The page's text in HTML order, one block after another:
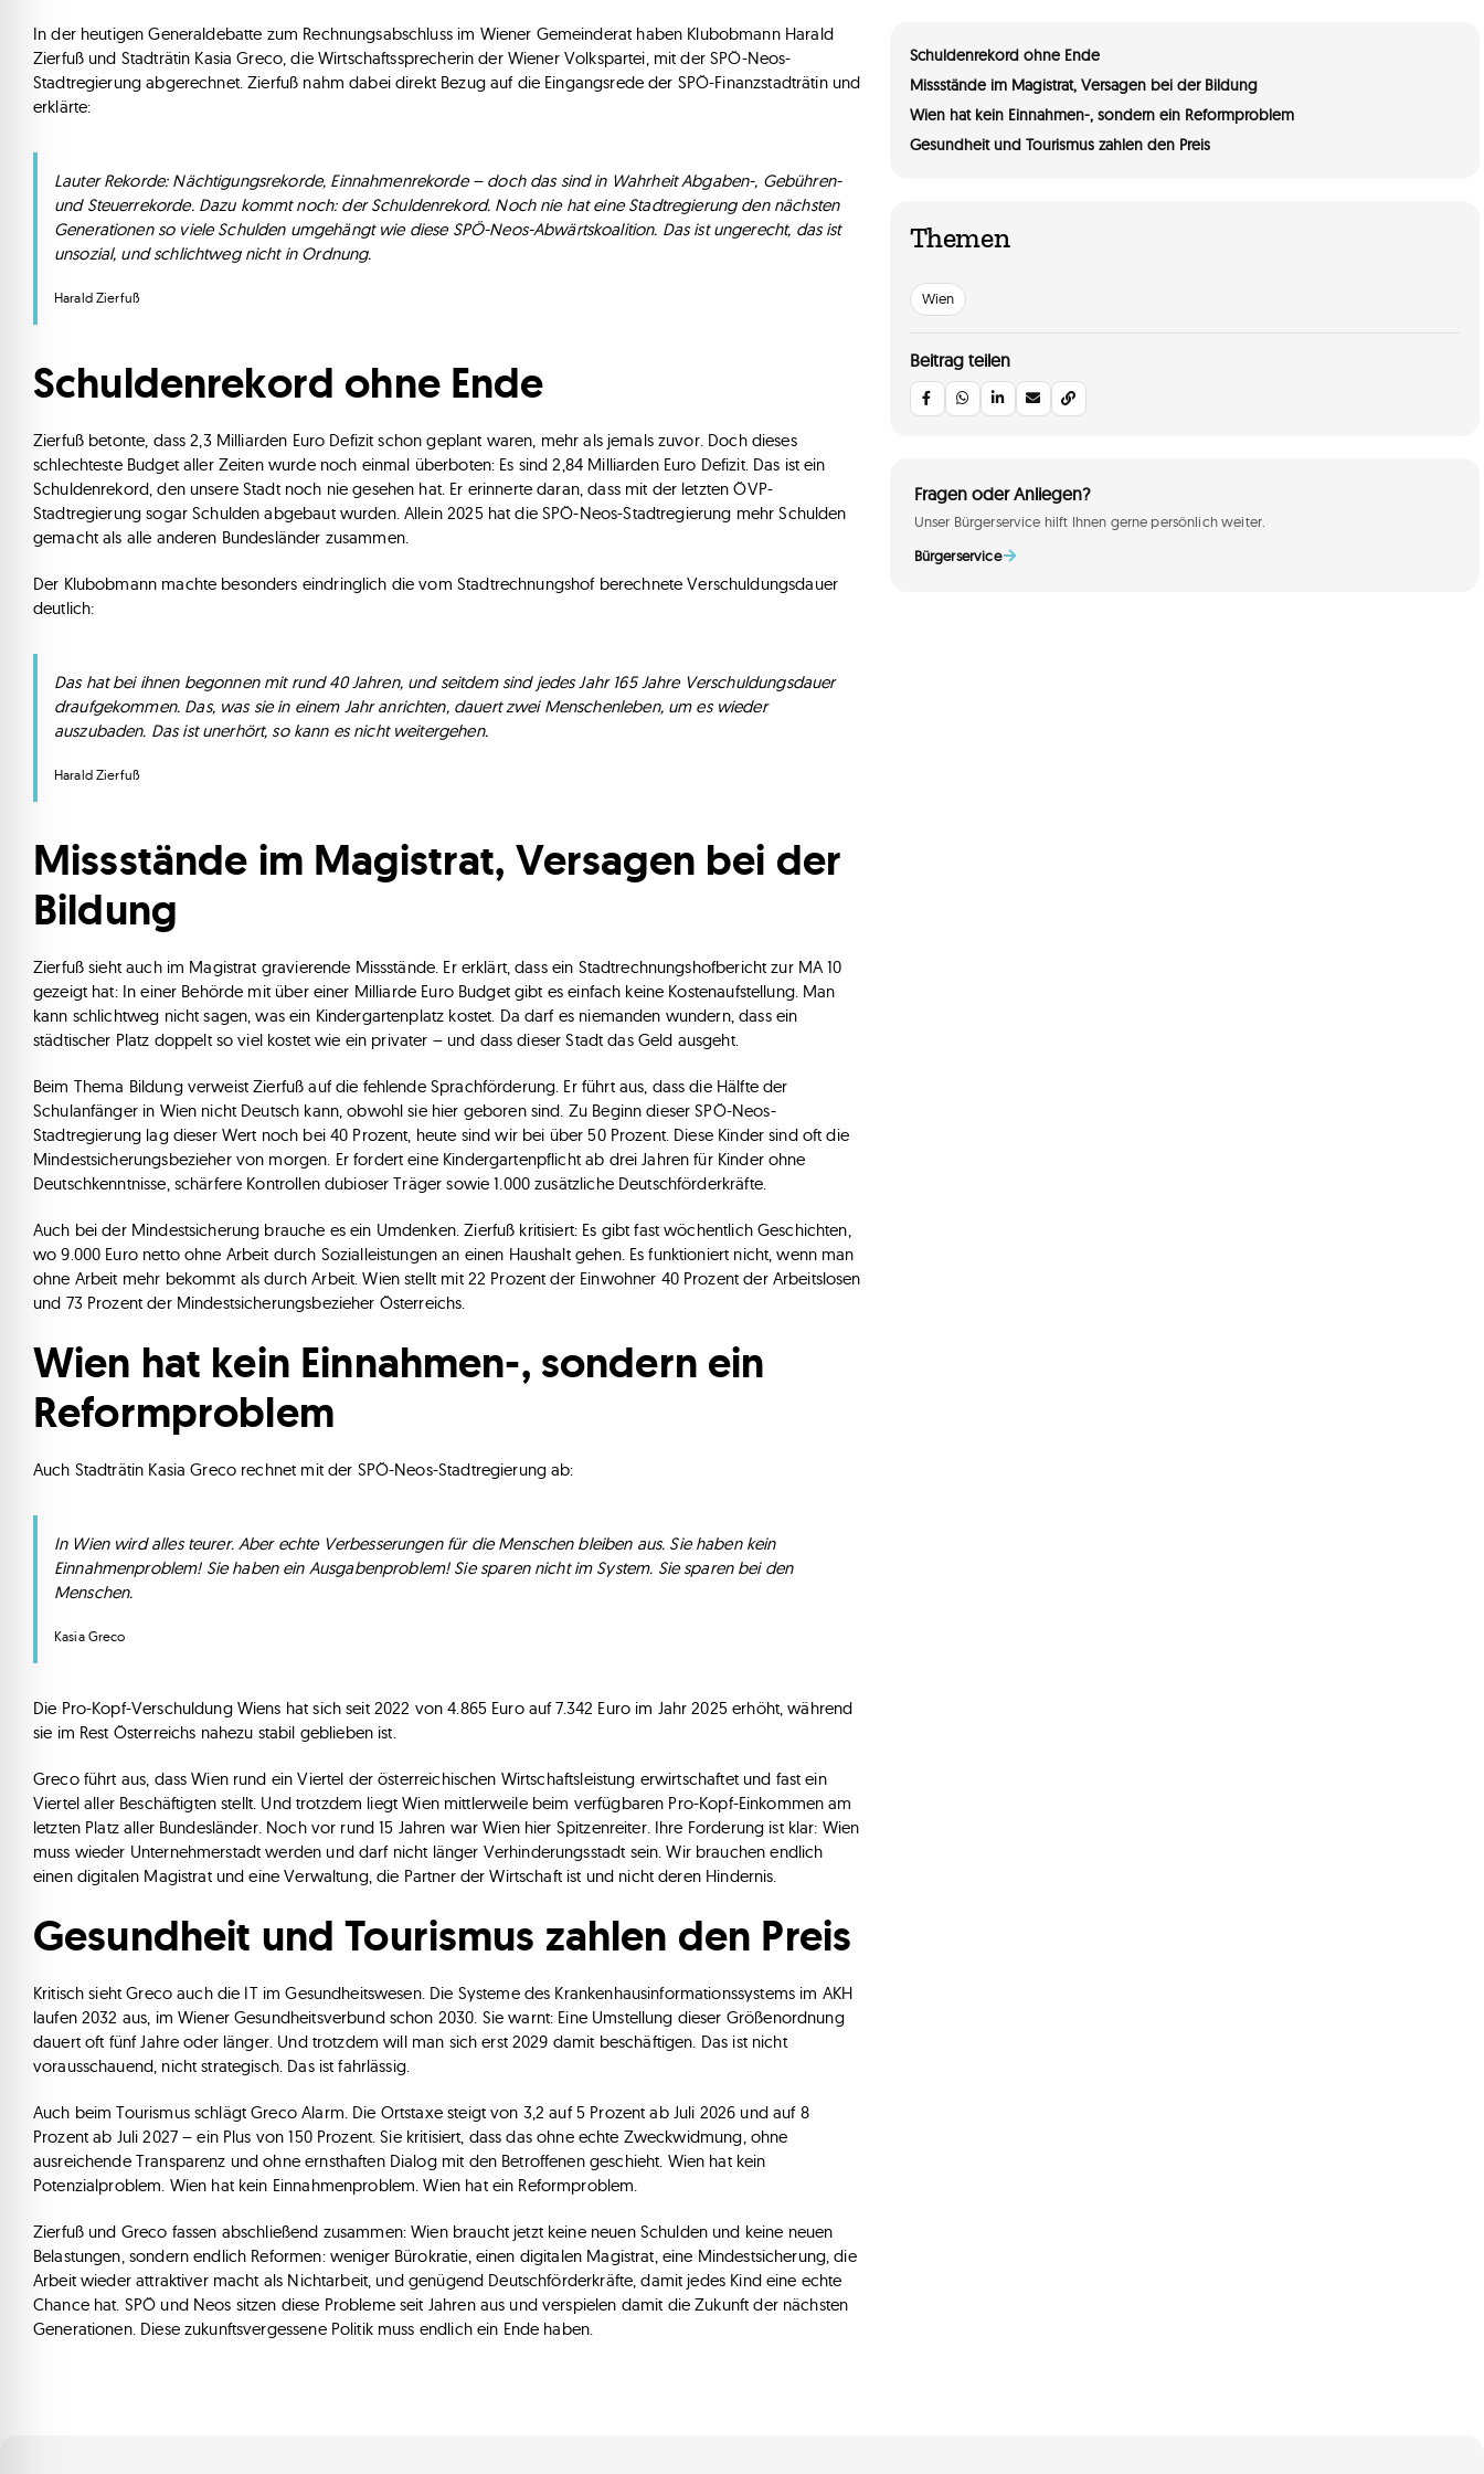
In der heutigen Generaldebatte zum Rechnungsabschluss im Wiener Gemeinderat haben Klubobmann Harald
Zierfuß und Stadträtin Kasia Greco, die Wirtschaftssprecherin der Wiener Volkspartei, mit der SPÖ-Neos-
Stadtregierung abgerechnet. Zierfuß nahm dabei direkt Bezug auf die Eingangsrede der SPÖ-Finanzstadträtin und
erklärte:
Lauter Rekorde: Nächtigungsrekorde, Einnahmenrekorde – doch das sind in Wahrheit Abgaben-, Gebühren-
und Steuerrekorde. Dazu kommt noch: der Schuldenrekord. Noch nie hat eine Stadtregierung den nächsten
Generationen so viele Schulden umgehängt wie diese SPÖ-Neos-Abwärtskoalition. Das ist ungerecht, das ist
unsozial, und schlichtweg nicht in Ordnung.
Harald Zierfuß
Schuldenrekord ohne Ende
Zierfuß betonte, dass 2,3 Milliarden Euro Defizit schon geplant waren, mehr als jemals zuvor. Doch dieses
schlechteste Budget aller Zeiten wurde noch einmal überboten: Es sind 2,84 Milliarden Euro Defizit. Das ist ein
Schuldenrekord, den unsere Stadt noch nie gesehen hat. Er erinnerte daran, dass mit der letzten ÖVP-
Stadtregierung sogar Schulden abgebaut wurden. Allein 2025 hat die SPÖ-Neos-Stadtregierung mehr Schulden
gemacht als alle anderen Bundesländer zusammen.
Der Klubobmann machte besonders eindringlich die vom Stadtrechnungshof berechnete Verschuldungsdauer
deutlich:
Das hat bei ihnen begonnen mit rund 40 Jahren, und seitdem sind jedes Jahr 165 Jahre Verschuldungsdauer
draufgekommen. Das, was sie in einem Jahr anrichten, dauert zwei Menschenleben, um es wieder
auszubaden. Das ist unerhört, so kann es nicht weitergehen.
Harald Zierfuß
Missstände im Magistrat, Versagen bei der
Bildung
Zierfuß sieht auch im Magistrat gravierende Missstände. Er erklärt, dass ein Stadtrechnungshofbericht zur MA 10
gezeigt hat: In einer Behörde mit über einer Milliarde Euro Budget gibt es einfach keine Kostenaufstellung. Man
kann schlichtweg nicht sagen, was ein Kindergartenplatz kostet. Da darf es niemanden wundern, dass ein
städtischer Platz doppelt so viel kostet wie ein privater – und dass dieser Stadt das Geld ausgeht.
Beim Thema Bildung verweist Zierfuß auf die fehlende Sprachförderung. Er führt aus, dass die Hälfte der
Schulanfänger in Wien nicht Deutsch kann, obwohl sie hier geboren sind. Zu Beginn dieser SPÖ-Neos-
Stadtregierung lag dieser Wert noch bei 40 Prozent, heute sind wir bei über 50 Prozent. Diese Kinder sind oft die
Mindestsicherungsbezieher von morgen. Er fordert eine Kindergartenpflicht ab drei Jahren für Kinder ohne
Deutschkenntnisse, schärfere Kontrollen dubioser Träger sowie 1.000 zusätzliche Deutschförderkräfte.
Auch bei der Mindestsicherung brauche es ein Umdenken. Zierfuß kritisiert: Es gibt fast wöchentlich Geschichten,
wo 9.000 Euro netto ohne Arbeit durch Sozialleistungen an einen Haushalt gehen. Es funktioniert nicht, wenn man
ohne Arbeit mehr bekommt als durch Arbeit. Wien stellt mit 22 Prozent der Einwohner 40 Prozent der Arbeitslosen
und 73 Prozent der Mindestsicherungsbezieher Österreichs.
Wien hat kein Einnahmen-, sondern ein
Reformproblem
Auch Stadträtin Kasia Greco rechnet mit der SPÖ-Neos-Stadtregierung ab:
In Wien wird alles teurer. Aber echte Verbesserungen für die Menschen bleiben aus. Sie haben kein
Einnahmenproblem! Sie haben ein Ausgabenproblem! Sie sparen nicht im System. Sie sparen bei den
Menschen.
Kasia Greco
Die Pro-Kopf-Verschuldung Wiens hat sich seit 2022 von 4.865 Euro auf 7.342 Euro im Jahr 2025 erhöht, während
sie im Rest Österreichs nahezu stabil geblieben ist.
Greco führt aus, dass Wien rund ein Viertel der österreichischen Wirtschaftsleistung erwirtschaftet und fast ein
Viertel aller Beschäftigten stellt. Und trotzdem liegt Wien mittlerweile beim verfügbaren Pro-Kopf-Einkommen am
letzten Platz aller Bundesländer. Noch vor rund 15 Jahren war Wien hier Spitzenreiter. Ihre Forderung ist klar: Wien
muss wieder Unternehmerstadt werden und darf nicht länger Verhinderungsstadt sein. Wir brauchen endlich
einen digitalen Magistrat und eine Verwaltung, die Partner der Wirtschaft ist und nicht deren Hindernis.
Gesundheit und Tourismus zahlen den Preis
Kritisch sieht Greco auch die IT im Gesundheitswesen. Die Systeme des Krankenhausinformationssystems im AKH
laufen 2032 aus, im Wiener Gesundheitsverbund schon 2030. Sie warnt: Eine Umstellung dieser Größenordnung
dauert oft fünf Jahre oder länger. Und trotzdem will man sich erst 2029 damit beschäftigen. Das ist nicht
vorausschauend, nicht strategisch. Das ist fahrlässig.
Auch beim Tourismus schlägt Greco Alarm. Die Ortstaxe steigt von 3,2 auf 5 Prozent ab Juli 2026 und auf 8
Prozent ab Juli 2027 – ein Plus von 150 Prozent. Sie kritisiert, dass das ohne echte Zweckwidmung, ohne
ausreichende Transparenz und ohne ernsthaften Dialog mit den Betroffenen geschieht. Wien hat kein
Potenzialproblem. Wien hat kein Einnahmenproblem. Wien hat ein Reformproblem.
Zierfuß und Greco fassen abschließend zusammen: Wien braucht jetzt keine neuen Schulden und keine neuen
Belastungen, sondern endlich Reformen: weniger Bürokratie, einen digitalen Magistrat, eine Mindestsicherung, die
Arbeit wieder attraktiver macht als Nichtarbeit, und genügend Deutschförderkräfte, damit jedes Kind eine echte
Chance hat. SPÖ und Neos sitzen diese Probleme seit Jahren aus und verspielen damit die Zukunft der nächsten
Generationen. Diese zukunftsvergessene Politik muss endlich ein Ende haben.
Schuldenrekord ohne Ende
Missstände im Magistrat, Versagen bei der Bildung
Wien hat kein Einnahmen-, sondern ein Reformproblem
Gesundheit und Tourismus zahlen den Preis
Themen
Wien
Beitrag teilen
Fragen oder Anliegen?
Unser Bürgerservice hilft Ihnen gerne persönlich weiter.
Bürgerservice